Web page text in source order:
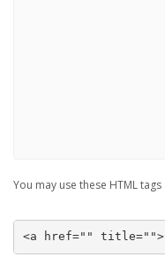
You may use these HTML
<a href="" title="">